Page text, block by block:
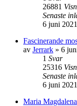
26881
Senaste
6 juni
Fascinerande
av Jerrark » 6
1 Svar
25316
Senaste
6 juni
Maria